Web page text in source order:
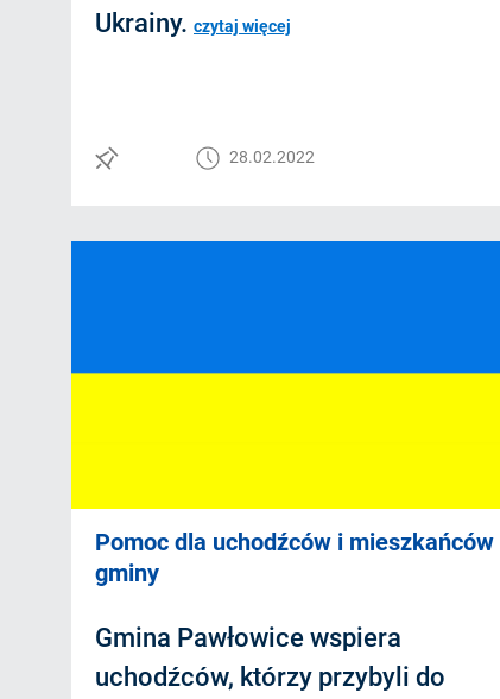
Ukrainy. czytaj więcej
28.02.2022
Pomoc dla uchodźców i mieszkańców
gminy
Gmina Pawłowice wspiera
uchodźców, którzy przybyli do